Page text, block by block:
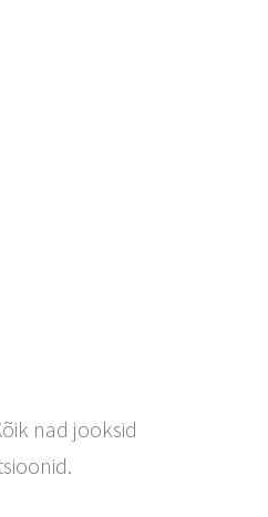
nad jooksid